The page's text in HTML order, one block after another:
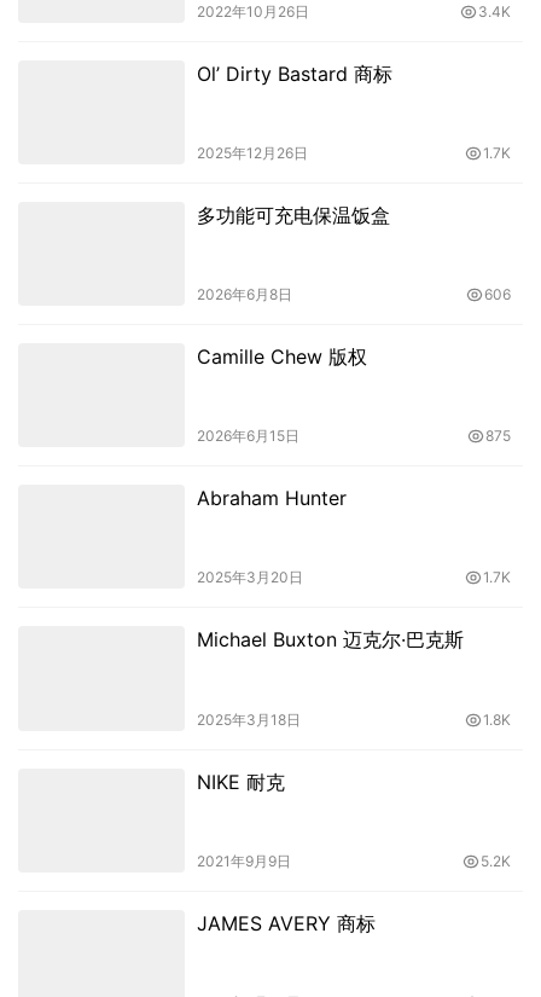
2022年10月26日 3.4K
Ol’ Dirty Bastard 商标
2025年12月26日 1.7K
多功能可充电保温饭盒
2026年6月8日 606
Camille Chew 版权
2026年6月15日 875
Abraham Hunter
2025年3月20日 1.7K
Michael Buxton 迈克尔·巴克斯
2025年3月18日 1.8K
NIKE 耐克
2021年9月9日 5.2K
JAMES AVERY 商标